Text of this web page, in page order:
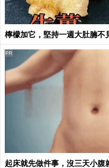
檸檬加它，堅持一週大肚腩不
起床就先做件事，沒三天小腹
PR